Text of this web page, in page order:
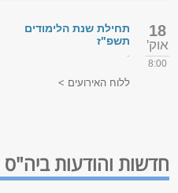
18
אוק'
8:00
תחילת שנת הלימודים
תשפ"ז
.
ללוח האירועים >
חדשות והודעות ביה"ס